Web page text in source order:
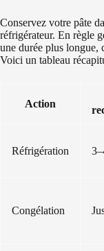
Conservez votre pâte
réfrigérateur. En règle
une durée plus longue,
Voici un tableau
Action
Réfrigération
Congélation